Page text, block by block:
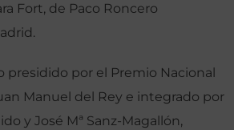
Fort, de Paco Roncero
presidido por el Premio Nacional
Manuel del Rey e integrado por
y José Mª Sanz-Magallón,